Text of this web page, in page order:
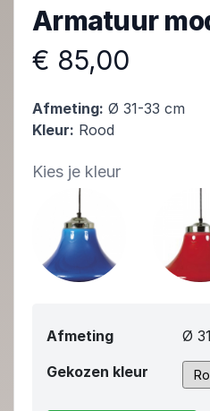
Armatuur
€ 85,00
Afmeting: Ø 31-33 cm
Kleur: Rood
Kies je kleur
Afmeting
Ø
Gekozen kleur